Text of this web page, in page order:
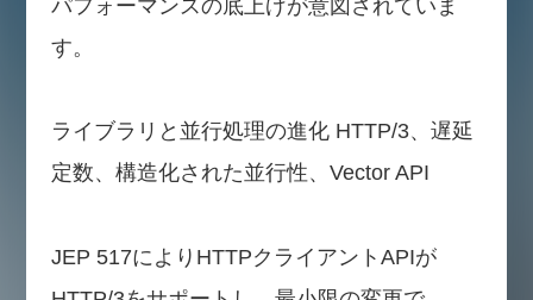
パフォーマンスの底上げが意図されていま
す。
ライブラリと並行処理の進化 HTTP/3、遅延
定数、構造化された並行性、Vector API
JEP 517によりHTTPクライアントAPIが